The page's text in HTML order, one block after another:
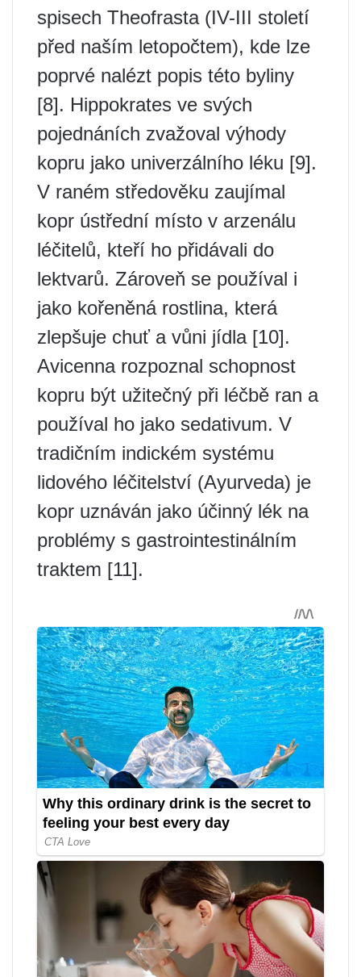
spisech Theofrasta (IV-III století
před naším letopočtem), kde lze
poprvé nalézt popis této byliny
[8]. Hippokrates ve svých
pojednáních zvažoval výhody
kopru jako univerzálního léku [9].
V raném středověku zaujímal
kopr ústřední místo v arzenálu
léčitelů, kteří ho přidávali do
lektvarů. Zároveň se používal i
jako kořeněná rostlina, která
zlepšuje chuť a vůni jídla [10].
Avicenna rozpoznal schopnost
kopru být užitečný při léčbě ran a
používal ho jako sedativum. V
tradičním indickém systému
lidového léčitelství (Ayurveda) je
kopr uznáván jako účinný lék na
problémy s gastrointestinálním
traktem [11].